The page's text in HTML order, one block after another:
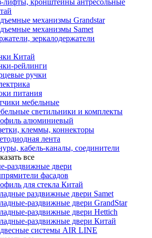
лифты, кронштейны антресольные
механизмы Grandstar
механизмы Samet
зеркалодержатели
Китай
рейлинги
ручки
питания
мебельные
светильники и комплекты
алюминиевый
клеммы, коннекторы
лента
кабель-каналы, соединители
все
раздвижные двери
фасадов
для стекла Китай
раздвижные двери Samet
раздвижные двери GrandStar
раздвижные двери Hettich
раздвижные двери Китай
системы AIR LINE